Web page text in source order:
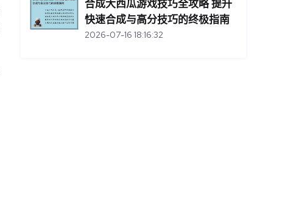
合成大西瓜游戏技巧全攻略 提升
快速合成与高分技巧的终极指南
2026-07-16 18:16:32